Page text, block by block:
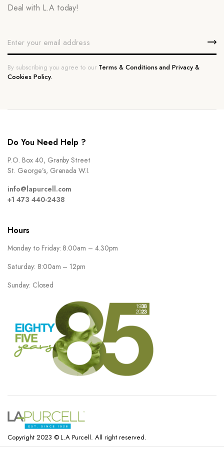
Deal with L.A today!
By subscribing you agree to our Terms & Conditions and Privacy &
Cookies Policy.
Do You Need Help ?
P.O. Box 40, Granby Street
St. George’s, Grenada W.I.
info@lapurcell.com
+1 473 440-2438
Hours
Monday to Friday: 8.00am – 4.30pm
Saturday: 8:00am – 12pm
Sunday: Closed
Copyright 2023 © L.A Purcell. All right reserved.